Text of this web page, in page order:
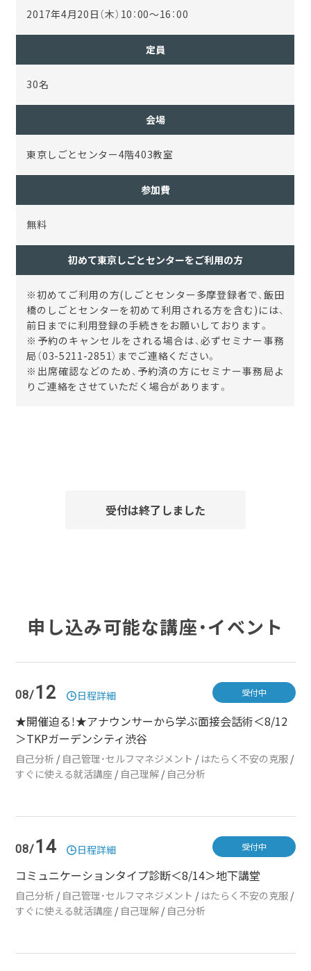
2017年4月20日（木）10：00～16：00
定員
30名
会場
東京しごとセンター4階403教室
参加費
無料
初めて東京しごとセンターをご利用の方
※初めてご利用の方( しごとセンター多摩登録者で、飯田
橋のしごとセンターを初めて利用される方を含む) には、
前日までに利用登録の手続きをお願いしております。
※予約のキャンセルをされる場合は、必ずセミナー事務
局（03-5211-2851）までご連絡ください。
※出席確認などのため、予約済の方にセミナー事務局よ
りご連絡をさせていただく場合があります。
受付は終了しました
申し込み可能な講座・イベント
08/12 日程詳細
★開催迫る！★アナウンサーから学ぶ面接会話術＜8/12
＞TKPガーデンシティ渋谷
自己分析 / 自己管理・セルフマネジメント / はたらく不安の克服 /
すぐに使える就活講座 / 自己理解 / 自己分析
受付中
08/14 日程詳細
コミュニケーションタイプ診断＜8/14＞地下講堂
自己分析 / 自己管理・セルフマネジメント / はたらく不安の克服 /
すぐに使える就活講座 / 自己理解 / 自己分析
受付中